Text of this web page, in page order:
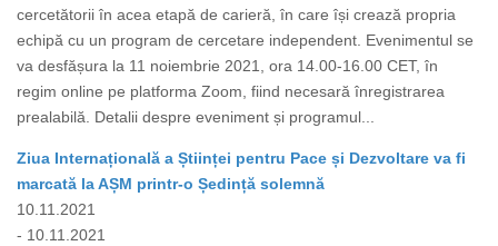
cercetătorii în acea etapă de carieră, în care își crează propria
echipă cu un program de cercetare independent. Evenimentul se
va desfășura la 11 noiembrie 2021, ora 14.00-16.00 CET, în
regim online pe platforma Zoom, fiind necesară înregistrarea
prealabilă. Detalii despre eveniment și programul...
Ziua Internațională a Științei pentru Pace și Dezvoltare va fi
marcată la AȘM printr-o Ședință solemnă
10.11.2021
- 10.11.2021